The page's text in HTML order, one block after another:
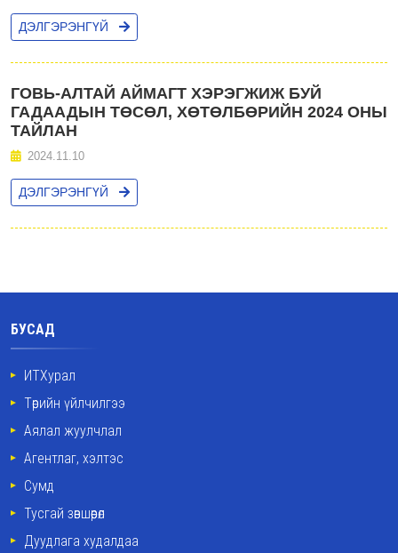
ДЭЛГЭРЭНГҮЙ
ГОВЬ-АЛТАЙ АЙМАГТ ХЭРЭГЖИЖ БУЙ
ГАДААДЫН ТӨСӨЛ, ХӨТӨЛБӨРИЙН 2024 ОНЫ
ТАЙЛАН
2024.11.10
ДЭЛГЭРЭНГҮЙ
БУСАД
ИТХурал
Төрийн үйлчилгээ
Аялал жуулчлал
Агентлаг, хэлтэс
Сумд
Тусгай зөвшөөрөл
Дуудлага худалдаа